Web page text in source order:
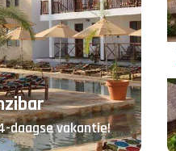
daagse vakantie!